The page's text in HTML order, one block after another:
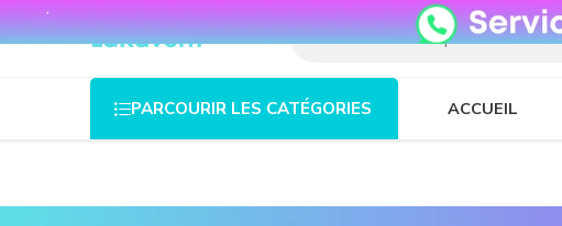
08o35epzeyex8vmjn04i2j4algz26o
PARCOURIR LES CATÉGORIES ACCUEIL